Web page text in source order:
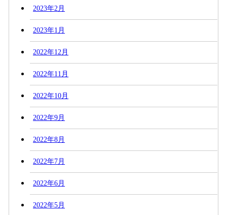
2023年2月
2023年1月
2022年12月
2022年11月
2022年10月
2022年9月
2022年8月
2022年7月
2022年6月
2022年5月